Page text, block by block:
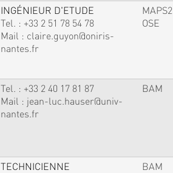
INGÉNIEUR D'ETUDE
Tel. : +33 2 51 78 54 78
Mail : claire.guyon@oniris-
nantes.fr
MAPS2
OSE
Tel. : +33 2 40 17 81 87
Mail : jean-luc.hauser@univ-
nantes.fr
BAM
TECHNICIENNE BAM